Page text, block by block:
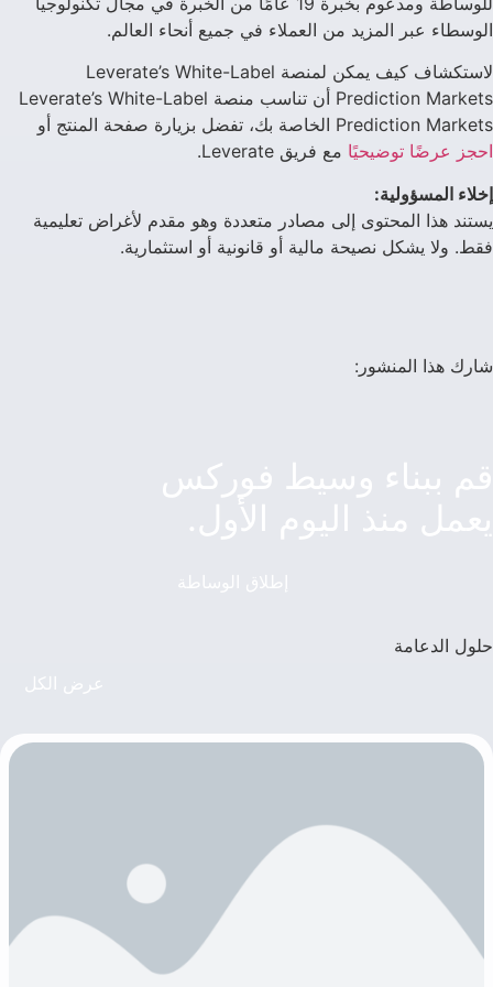
الوسطاء عبر المزيد من العملاء في جميع أنحاء العالم.
لاستكشاف كيف يمكن لمنصة Leverate’s White-Label
Prediction Markets أن تناسب منصة Leverate’s White-Label
Prediction Markets الخاصة بك، تفضل بزيارة صفحة المنتج أو
احجز عرضًا توضيحيًا مع فريق Leverate.
إخلاء المسؤولية:
يستند هذا المحتوى إلى مصادر متعددة وهو مقدم لأغراض تعليمية
فقط. ولا يشكل نصيحة مالية أو قانونية أو استثمارية.
شارك هذا المنشور:
قم ببناء وسيط فوركس
يعمل منذ اليوم الأول.
إطلاق الوساطة
حلول الدعامة
عرض الكل